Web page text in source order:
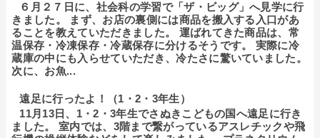
６月２７日に、社会科の学習で「ザ・ビッグ」へ見学に行
きました。 まず、お店の裏側には商品を搬入する入口があ
ることを教えていただきました。 運ばれてきた商品は、常
温保存・冷凍保存・冷蔵保存に分けるそうです。 実際に冷
蔵庫の中にも入らせていただき、冷たさに驚いていました。
次に、お魚...
遠足に行ったよ！（1・2・3年生）
11月13日、1・2・3年生でさぬきこどもの国へ遠足に行き
ました。 室内では、3階まで繋がっているアスレチックや飛